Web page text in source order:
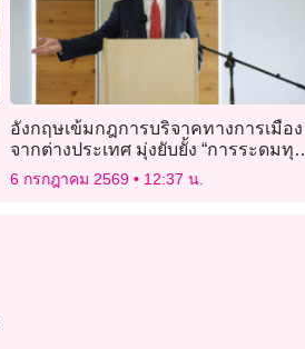
อังกฤษเข้มกฎการบริจาคทางการเมือง
จากต่างประเทศ มุ่งยับยั้ง “การระดมทุน
มีพิรุธ”
6 กรกฎาคม 2569 12:37 น.